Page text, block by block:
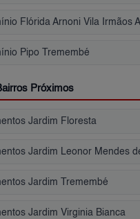
Flórida Arnoni Vila Irmãos
Pipo Tremembé
Próximos
Jardim Floresta
Jardim Leonor Mendes
Jardim Tremembé
Jardim Virginia Bianca